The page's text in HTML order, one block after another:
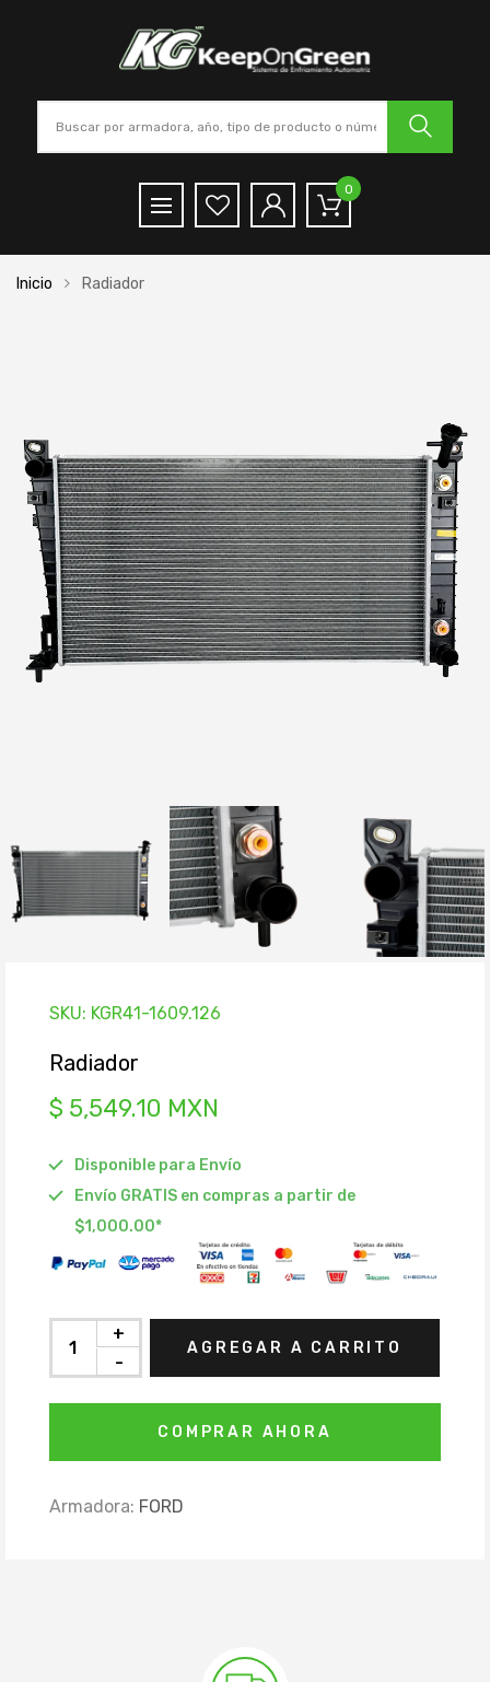
0
Inicio Radiador
SKU: KGR41-1609.126
Radiador
$ 5,549.10 MXN
Disponible para Envío
Envío GRATIS en compras a partir de
$1,000.00*
-
+
AGREGAR A CARRITO
COMPRAR AHORA
Armadora: FORD